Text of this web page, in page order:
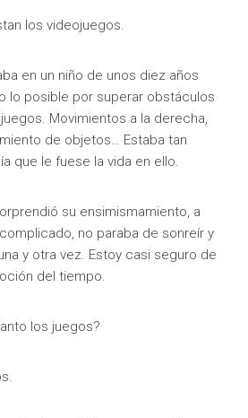
los videojuegos.
en un niño de unos diez años
lo posible por superar obstáculos
Movimientos a la derecha,
de objetos… Estaba tan
que le fuese la vida en ello.
su ensimismamiento, a
no paraba de sonreír y
y otra vez. Estoy casi seguro de
del tiempo.
los juegos?